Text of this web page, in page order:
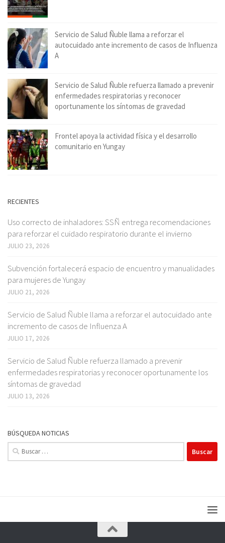
Servicio de Salud Ñuble llama a reforzar el
autocuidado ante incremento de casos de Influenza
A
Servicio de Salud Ñuble refuerza llamado a prevenir
enfermedades respiratorias y reconocer
oportunamente los síntomas de gravedad
Frontel apoya la actividad física y el desarrollo
comunitario en Yungay
RECIENTES
Uso correcto de inhaladores: SSÑ entrega recomendaciones
para reforzar el cuidado respiratorio durante el invierno
JULIO 23, 2026
Subvención fortalecerá espacio de encuentro y manualidades
para mujeres de Yungay
JULIO 21, 2026
Servicio de Salud Ñuble llama a reforzar el autocuidado ante
incremento de casos de Influenza A
JULIO 17, 2026
Servicio de Salud Ñuble refuerza llamado a prevenir
enfermedades respiratorias y reconocer oportunamente los
síntomas de gravedad
JULIO 13, 2026
BÚSQUEDA NOTICIAS
Buscar: